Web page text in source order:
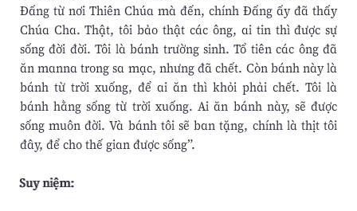
Ðấng từ nơi Thiên Chúa mà đến, chính Ðấng ấy đã thấy
Chúa Cha. Thật, tôi bảo thật các ông, ai tin thì được sự
sống đời đời. Tôi là bánh trường sinh. Tổ tiên các ông đã
ăn manna trong sa mạc, nhưng đã chết. Còn bánh này là
bánh từ trời xuống, để ai ăn thì khỏi phải chết. Tôi là
bánh hằng sống từ trời xuống. Ai ăn bánh này, sẽ được
sống muôn đời. Và bánh tôi sẽ ban tặng, chính là thịt tôi
đây, để cho thế gian được sống”.
Suy niệm: